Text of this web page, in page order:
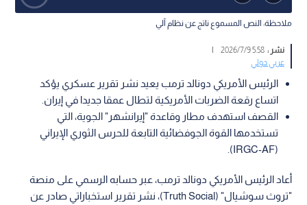
ملاحظة: النص المسموع ناتج عن نظام آلي
نشر :5:58 2026/7/9
|
عربي دولي
الرئيس الأمريكي دونالد ترمب يعيد نشر تقرير عسكري يؤكد
اتساع رقعة الضربات الأمريكية لتطال عمقا جديدا في إيران.
القصف استهدف مطار وقاعدة "إيرانشهر" الجوية، التي
تستخدمها القوة الجوفضائية التابعة للحرس الثوري الإيراني
(IRGC-AF).
أعاد الرئيس الأمريكي دونالد ترمب، عبر حسابه الرسمي على منصة
"تروث سوشيال" (Truth Social)، نشر تقرير استخباراتي صادر عن